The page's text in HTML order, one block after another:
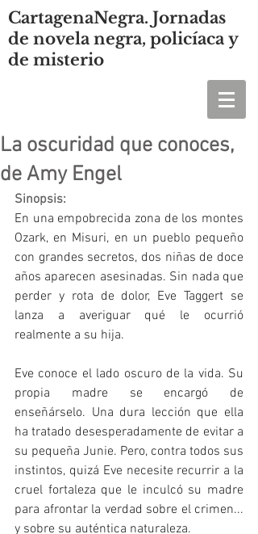
CartagenaNegra. Jornadas
de novela negra, policíaca y
de misterio
La oscuridad que conoces,
de Amy Engel
Sinopsis:
En una empobrecida zona de los montes
Ozark, en Misuri, en un pueblo pequeño
con grandes secretos, dos niñas de doce
años aparecen asesinadas. Sin nada que
perder y rota de dolor, Eve Taggert se
lanza a averiguar qué le ocurrió
realmente a su hija.
Eve conoce el lado oscuro de la vida. Su
propia madre se encargó de
enseñárselo. Una dura lección que ella
ha tratado desesperadamente de evitar a
su pequeña Junie. Pero, contra todos sus
instintos, quizá Eve necesite recurrir a la
cruel fortaleza que le inculcó su madre
para afrontar la verdad sobre el crimen...
y sobre su auténtica naturaleza.